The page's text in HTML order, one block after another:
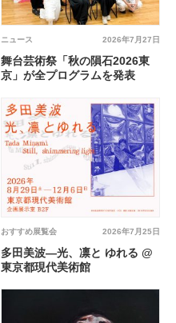
2026年7月27日
ニュース
舞台芸術祭「秋の隕石2026東
京」が全プログラムを発表
2026年7月25日
おすすめ展覧会
多田美波―光、凛と ゆれる @
東京都現代美術館